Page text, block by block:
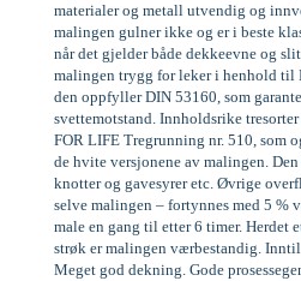
materialer og metall utvendig og
malingen gulner ikke og er i beste
når det gjelder både dekkeevne og
malingen trygg for leker i henhold til
den oppfyller DIN 53160, som
svettemotstand. Innholdsrike
FOR LIFE Tregrunning nr. 510, som
de hvite versjonene av malingen.
knotter og gavesyrer etc. Øvrige
selve malingen – fortynnes med 5 %
male en gang til etter 6 timer. Herdet
strøk er malingen værbestandig.
Meget god dekning. Gode